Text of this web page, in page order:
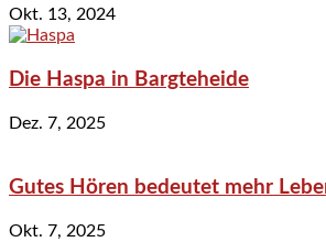
Okt. 13, 2024
Die Haspa in Bargteheide
Dez. 7, 2025
Gutes Hören bedeutet mehr
Okt. 7, 2025